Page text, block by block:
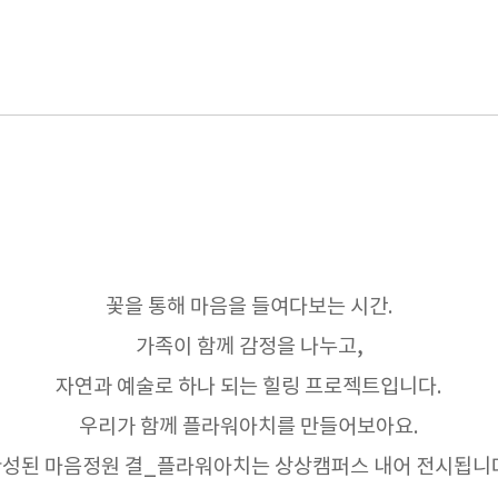
꽃을 통해 마음을 들여다보는 시간.
가족이 함께 감정을 나누고,
자연과 예술로 하나 되는 힐링 프로젝트입니다.
우리가 함께 플라워아치를 만들어보아요.
된 마음정원 결_플라워아치는 상상캠퍼스 내어 전시됩니